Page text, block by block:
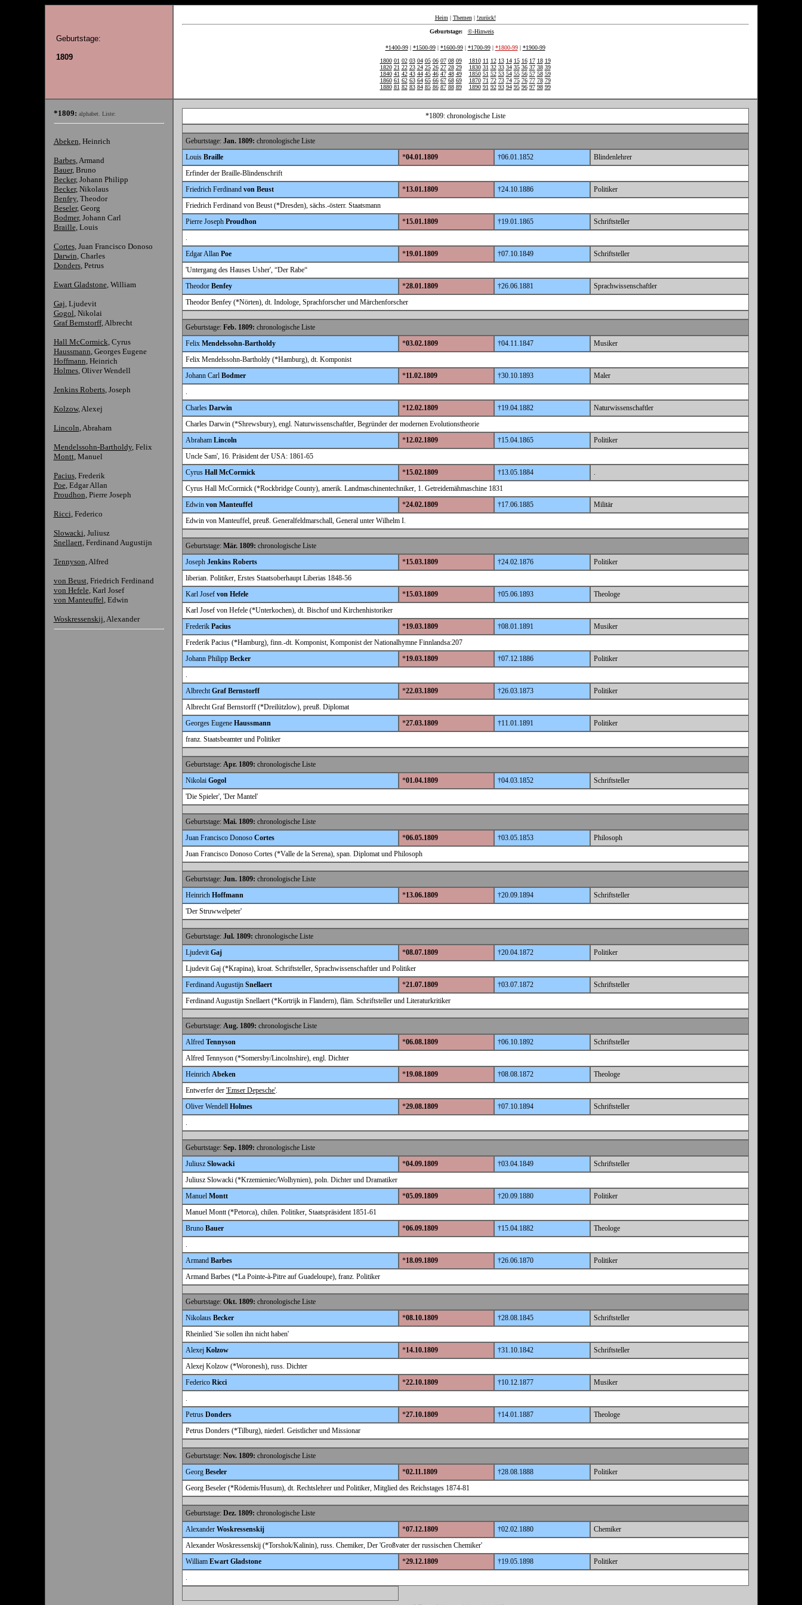
Geburtstage:
1809
Heim | Themen| !zurück!
Geburtstage: ©-Hinweis
*1400-99| *1500-99| *1600-99| *1700-99| *1800-99| *1900-99
1800 01 02 03 04 05 06 07 08 09 1810 11 12 13 14 15 16 17 18 19
1820 21 22 23 24 25 26 27 28 29 1830 31 32 33 34 35 36 37 38 39
1840 41 42 43 44 45 46 47 48 49 1850 51 52 53 54 55 56 57 58 59
1860 61 62 63 64 65 66 67 68 69 1870 71 72 73 74 75 76 77 78 79
1880 81 82 83 84 85 86 87 88 89 1890 91 92 93 94 95 96 97 98 99
*1809: alphabet. Liste:
Abeken, Heinrich
Barbes, Armand
Bauer, Bruno
Becker, Johann Philipp
Becker, Nikolaus
Benfey, Theodor
Beseler, Georg
Bodmer, Johann Carl
Braille, Louis
Cortes, Juan Francisco Donoso
Darwin, Charles
Donders, Petrus
Ewart Gladstone, William
Gaj, Ljudevit
Gogol, Nikolai
Graf Bernstorff, Albrecht
Hall McCormick, Cyrus
Haussmann, Georges Eugene
Hoffmann, Heinrich
Holmes, Oliver Wendell
Jenkins Roberts, Joseph
Kolzow, Alexej
Lincoln, Abraham
Mendelssohn-Bartholdy, Felix
Montt, Manuel
Pacius, Frederik
Poe, Edgar Allan
Proudhon, Pierre Joseph
Ricci, Federico
Slowacki, Juliusz
Snellaert, Ferdinand Augustijn
Tennyson, Alfred
von Beust, Friedrich Ferdinand
von Hefele, Karl Josef
von Manteuffel, Edwin
Woskressenskij, Alexander
*1809: chronologische Liste
Geburtstage: Jan. 1809: chronologische Liste
Louis Braille *04.01.1809 †06.01.1852
Blindenlehrer
Erfinder der Braille-Blindenschrift
Friedrich Ferdinand von Beust *13.01.1809 †24.10.1886
Politiker
Friedrich Ferdinand von Beust (*Dresden), sächs.-österr. Staatsmann
Pierre Joseph Proudhon *15.01.1809 †19.01.1865
Schriftsteller
.
Edgar Allan Poe *19.01.1809 †07.10.1849
Schriftsteller
'Untergang des Hauses Usher', “Der Rabe“
Theodor Benfey *28.01.1809 †26.06.1881
Sprachwissenschaftler
Theodor Benfey (*Nörten), dt. Indologe, Sprachforscher und Märchenforscher
Geburtstage: Feb. 1809: chronologische Liste
Felix Mendelssohn-Bartholdy *03.02.1809 †04.11.1847
Musiker
Felix Mendelssohn-Bartholdy (*Hamburg), dt. Komponist
Johann Carl Bodmer *11.02.1809 †30.10.1893
Maler
.
Charles Darwin *12.02.1809 †19.04.1882
Naturwissenschaftler
Charles Darwin (*Shrewsbury), engl. Naturwissenschaftler, Begründer der modernen Evolutionstheorie
Abraham Lincoln *12.02.1809 †15.04.1865
Politiker
Uncle Sam', 16. Präsident der USA: 1861-65
Cyrus Hall McCormick *15.02.1809 †13.05.1884
.
Cyrus Hall McCormick (*Rockbridge County), amerik. Landmaschinentechniker, 1. Getreidemähmaschine 1831
Edwin von Manteuffel *24.02.1809 †17.06.1885
Militär
Edwin von Manteuffel, preuß. Generalfeldmarschall, General unter Wilhelm I.
Geburtstage: Mär. 1809: chronologische Liste
Joseph Jenkins Roberts *15.03.1809 †24.02.1876
Politiker
liberian. Politiker, Erstes Staatsoberhaupt Liberias 1848-56
Karl Josef von Hefele *15.03.1809 †05.06.1893
Theologe
Karl Josef von Hefele (*Unterkochen), dt. Bischof und Kirchenhistoriker
Frederik Pacius *19.03.1809 †08.01.1891
Musiker
Frederik Pacius (*Hamburg), finn.-dt. Komponist, Komponist der Nationalhymne Finnlandsa:207
Johann Philipp Becker *19.03.1809 †07.12.1886
Politiker
.
AlbrechtGraf Bernstorff *22.03.1809 †26.03.1873
Politiker
Albrecht Graf Bernstorff (*Dreilützlow), preuß. Diplomat
Georges Eugene Haussmann *27.03.1809 †11.01.1891
Politiker
franz. Staatsbeamter und Politiker
Geburtstage: Apr. 1809: chronologische Liste
Nikolai Gogol *01.04.1809 †04.03.1852
Schriftsteller
'Die Spieler', 'Der Mantel'
Geburtstage: Mai. 1809: chronologische Liste
Juan Francisco Donoso Cortes *06.05.1809 †03.05.1853
Philosoph
Juan Francisco Donoso Cortes (*Valle de la Serena), span. Diplomat und Philosoph
Geburtstage: Jun. 1809: chronologische Liste
Heinrich Hoffmann *13.06.1809 †20.09.1894
Schriftsteller
'Der Struwwelpeter'
Geburtstage: Jul. 1809: chronologische Liste
LjudevitGaj *08.07.1809 †20.04.1872
Politiker
Ljudevit Gaj (*Krapina), kroat. Schriftsteller, Sprachwissenschaftler und Politiker
Ferdinand Augustijn Snellaert *21.07.1809 †03.07.1872
Schriftsteller
Ferdinand Augustijn Snellaert (*Kortrijk in Flandern), fläm. Schriftsteller und Literaturkritiker
Geburtstage: Aug. 1809: chronologische Liste
Alfred Tennyson *06.08.1809 †06.10.1892
Schriftsteller
Alfred Tennyson (*Somersby/Lincolnshire), engl. Dichter
Heinrich Abeken *19.08.1809 †08.08.1872
Theologe
Entwerfer der 'Emser Depesche'.
Oliver Wendell Holmes *29.08.1809 †07.10.1894
Schriftsteller
.
Geburtstage: Sep. 1809: chronologische Liste
Juliusz Slowacki *04.09.1809 †03.04.1849
Schriftsteller
Juliusz Slowacki (*Krzemieniec/Wolhynien), poln. Dichter und Dramatiker
Manuel Montt *05.09.1809 †20.09.1880
Politiker
Manuel Montt (*Petorca), chilen. Politiker, Staatspräsident 1851-61
Bruno Bauer *06.09.1809 †15.04.1882
Theologe
.
Armand Barbes *18.09.1809 †26.06.1870
Politiker
Armand Barbes (*La Pointe-à-Pitre auf Guadeloupe), franz. Politiker
Geburtstage: Okt. 1809: chronologische Liste
Nikolaus Becker *08.10.1809 †28.08.1845
Schriftsteller
Rheinlied 'Sie sollen ihn nicht haben'
Alexej Kolzow *14.10.1809 †31.10.1842
Schriftsteller
Alexej Kolzow (*Woronesh), russ. Dichter
Federico Ricci *22.10.1809 †10.12.1877
Musiker
.
Petrus Donders *27.10.1809 †14.01.1887
Theologe
Petrus Donders (*Tilburg), niederl. Geistlicher und Missionar
Geburtstage: Nov. 1809: chronologische Liste
Georg Beseler *02.11.1809 †28.08.1888
Politiker
Georg Beseler (*Rödemis/Husum), dt. Rechtslehrer und Politiker, Mitglied des Reichstages 1874-81
Geburtstage: Dez. 1809: chronologische Liste
Alexander Woskressenskij *07.12.1809 †02.02.1880
Chemiker
Alexander Woskressenskij (*Torshok/Kalinin), russ. Chemiker, Der 'Großvater der russischen Chemiker'
William Ewart Gladstone *29.12.1809 †19.05.1898
Politiker
.